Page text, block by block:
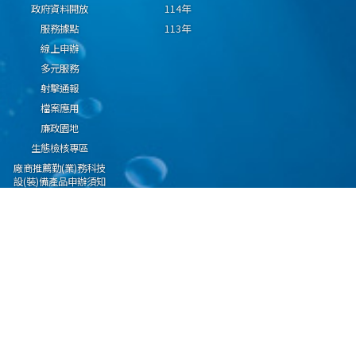
政府資料開放
服務據點
線上申辦
多元服務
射擊通報
檔案應用
廉政園地
生態檢核專區
廠商推薦勤(業)務科技
設(裝)備產品申辦須知
114年
113年